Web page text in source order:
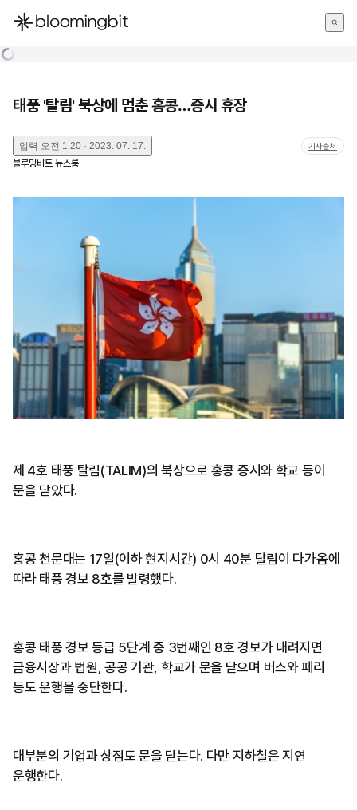
한국어
태풍 '탈림' 북상에 멈춘 홍콩…증시 휴장
입력 오전 1:20 · 2023. 07. 17. 기사출처
블루밍비트 뉴스룸
제 4호 태풍 탈림(TALIM)의 북상으로 홍콩 증시와 학교 등이
문을 닫았다.
홍콩 천문대는 17일(이하 현지시간) 0시 40분 탈림이 다가옴에
따라 태풍 경보 8호를 발령했다.
홍콩 태풍 경보 등급 5단계 중 3번째인 8호 경보가 내려지면
금융시장과 법원, 공공 기관, 학교가 문을 닫으며 버스와 페리
등도 운행을 중단한다.
대부분의 기업과 상점도 문을 닫는다. 다만 지하철은 지연
운행한다.